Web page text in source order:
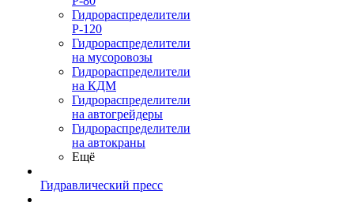
Гидрораспределители
Р-120
Гидрораспределители
на мусоровозы
Гидрораспределители
на КДМ
Гидрораспределители
на автогрейдеры
Гидрораспределители
на автокраны
Ещё
Гидравлический пресс